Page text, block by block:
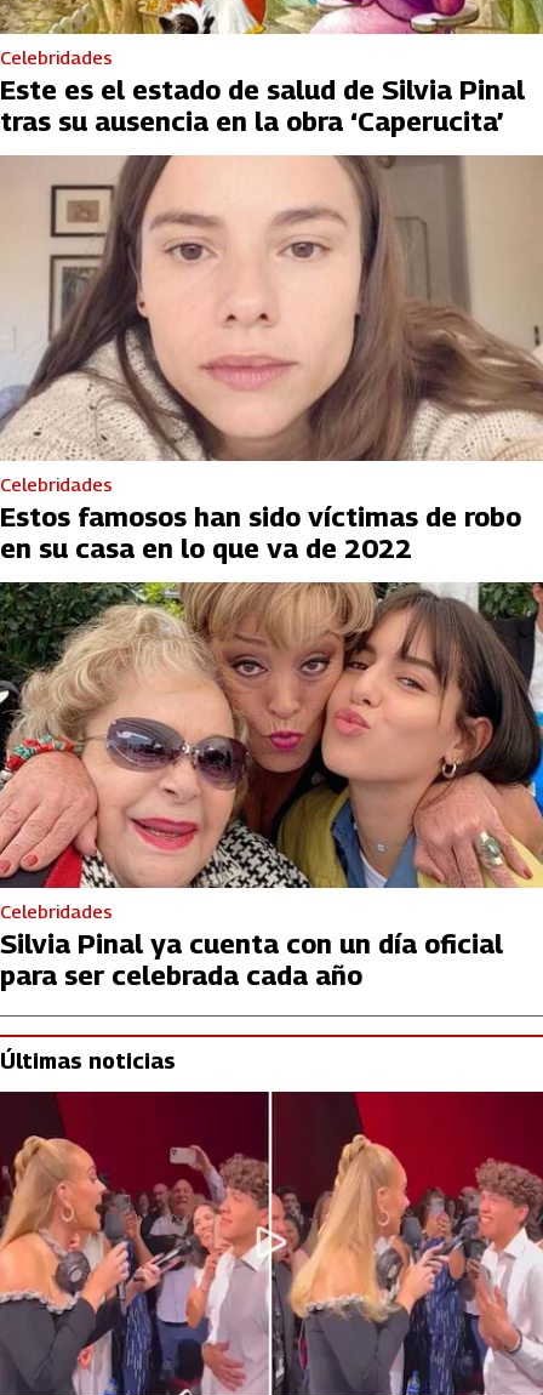
Celebridades
Este es el estado de salud de Silvia Pinal
tras su ausencia en la obra ‘Caperucita’
Celebridades
Estos famosos han sido víctimas de robo
en su casa en lo que va de 2022
Celebridades
Silvia Pinal ya cuenta con un día oficial
para ser celebrada cada año
Últimas noticias